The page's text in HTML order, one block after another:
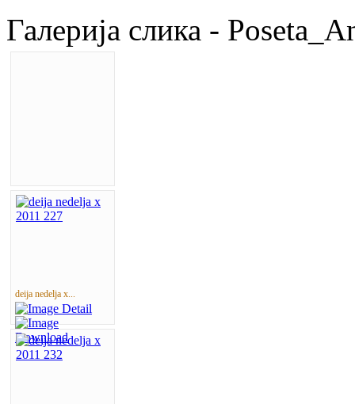
Галерија слика -
deija nedelja x...